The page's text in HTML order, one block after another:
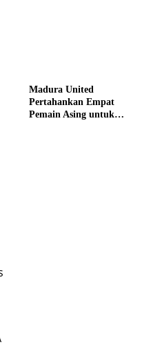
Madura United
Pertahankan Empat
Pemain Asing untuk